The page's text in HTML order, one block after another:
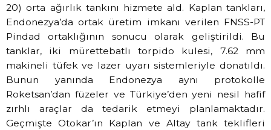
20) orta ağırlık tankını hizmete ald. Kaplan tankları,
Endonezya’da ortak üretim imkanı verilen FNSS-PT
Pindad ortaklığının sonucu olarak geliştirildi. Bu
tanklar, iki mürettebatlı torpido kulesi, 7.62 mm
makineli tüfek ve lazer uyarı sistemleriyle donatıldı.
Bunun yanında Endonezya aynı protokolle
Roketsan’dan füzeler ve Türkiye’den yeni nesil hafif
zırhlı araçlar da tedarik etmeyi planlamaktadır.
Geçmişte Otokar’ın Kaplan ve Altay tank teklifleri